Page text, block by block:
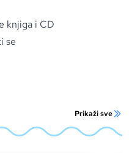
knjiga i CD
se
Prikaži sve